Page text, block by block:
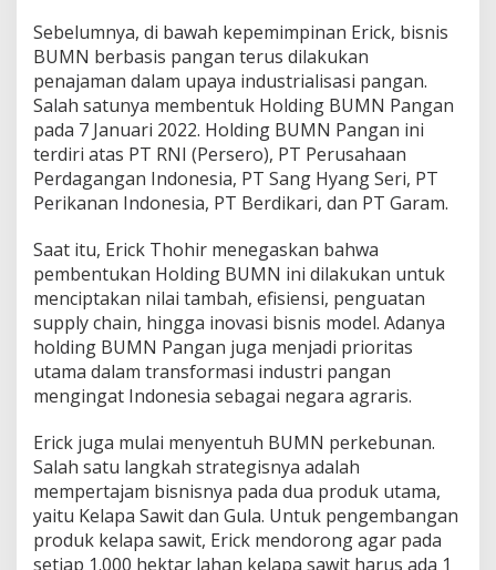
Sebelumnya, di bawah kepemimpinan Erick, bisnis
BUMN berbasis pangan terus dilakukan
penajaman dalam upaya industrialisasi pangan.
Salah satunya membentuk Holding BUMN Pangan
pada 7 Januari 2022. Holding BUMN Pangan ini
terdiri atas PT RNI (Persero), PT Perusahaan
Perdagangan Indonesia, PT Sang Hyang Seri, PT
Perikanan Indonesia, PT Berdikari, dan PT Garam.
Saat itu, Erick Thohir menegaskan bahwa
pembentukan Holding BUMN ini dilakukan untuk
menciptakan nilai tambah, efisiensi, penguatan
supply chain, hingga inovasi bisnis model. Adanya
holding BUMN Pangan juga menjadi prioritas
utama dalam transformasi industri pangan
mengingat Indonesia sebagai negara agraris.
Erick juga mulai menyentuh BUMN perkebunan.
Salah satu langkah strategisnya adalah
mempertajam bisnisnya pada dua produk utama,
yaitu Kelapa Sawit dan Gula. Untuk pengembangan
produk kelapa sawit, Erick mendorong agar pada
setiap 1.000 hektar lahan kelapa sawit harus ada 1